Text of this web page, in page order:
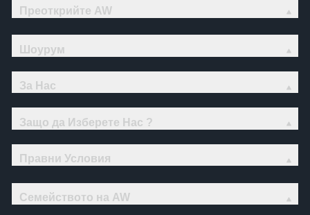
Преоткрийте AW
Шоурум
За Нас
Защо да Изберете Нас ?
Правни Условия
Семейството на AW